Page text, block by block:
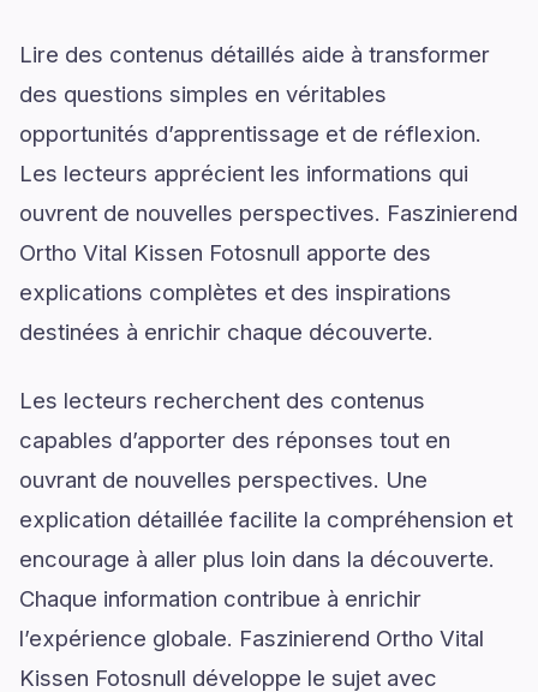
Lire des contenus détaillés aide à transformer
des questions simples en véritables
opportunités d’apprentissage et de réflexion.
Les lecteurs apprécient les informations qui
ouvrent de nouvelles perspectives. Faszinierend
Ortho Vital Kissen Fotosnull apporte des
explications complètes et des inspirations
destinées à enrichir chaque découverte.
Les lecteurs recherchent des contenus
capables d’apporter des réponses tout en
ouvrant de nouvelles perspectives. Une
explication détaillée facilite la compréhension et
encourage à aller plus loin dans la découverte.
Chaque information contribue à enrichir
l’expérience globale. Faszinierend Ortho Vital
Kissen Fotosnull développe le sujet avec